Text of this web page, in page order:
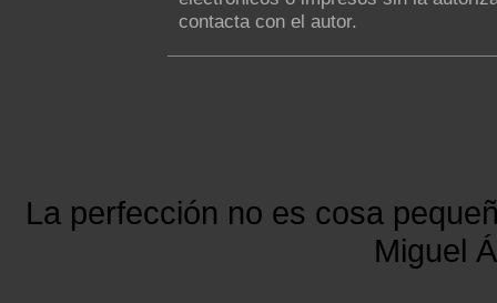
contacta con el autor.
La perfección no es cosa
Miguel